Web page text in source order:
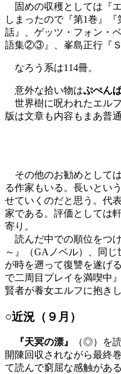
固めの収穫としては『
しまったので『第1巻』
話』、ゲッツ・フォン・
語集②③』、峯島正行『Ｓ
なろう系は114冊。
意外な拾い物はぷぺん
世界樹に呪われたエル
版は文章も内容もまあ普
その他のお勧めとして
る作家もいる。長いとい
せていくのだと思う。代
家である。評価としては
寄り。
読んだ中での順位をつ
～』（GAノベル）、同
が時を遡って復讐を遂げ
で二周目プレイを満喫中
賢者が養女エルフに抱き
○近況（９月）
『天冥の漂』
（◎）を
開陳回収されながら最終
て読んで窮屈な感触があ